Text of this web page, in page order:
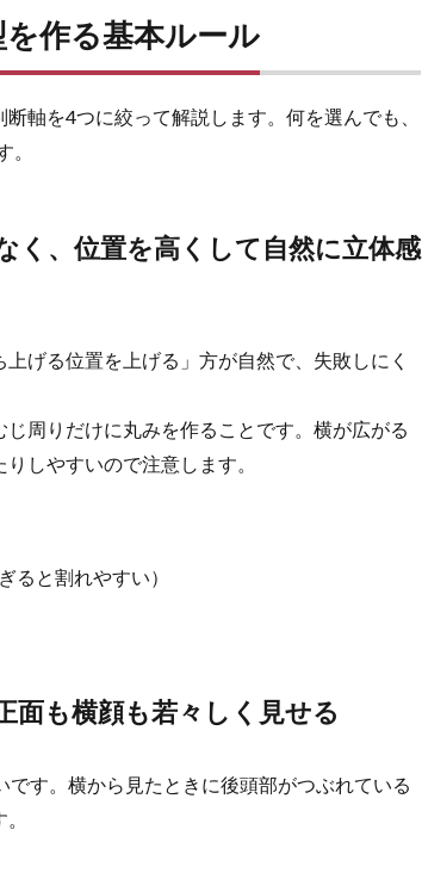
作る基本ルール
軸を4つに絞って解説します。何を選んでも、
。
く、位置を高くして自然に立体感
げる位置を上げる」方が自然で、失敗しにく
周りだけに丸みを作ることです。横が広がる
しやすいので注意します。
ると割れやすい）
面も横顔も若々しく見せる
す。横から見たときに後頭部がつぶれている